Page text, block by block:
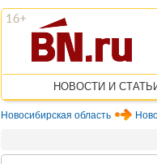
НОВОСТИ И
Новосибирская область